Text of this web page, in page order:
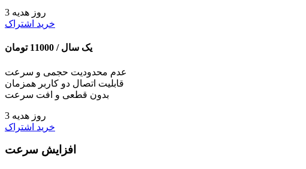
3 روز هدیه
خرید اشتراک
یک سال / 11000 تومان
عدم محدودیت حجمی و سرعت
قابلیت اتصال دو کاربر همزمان
بدون قطعی و افت سرعت
3 روز هدیه
خرید اشتراک
افزایش سرعت